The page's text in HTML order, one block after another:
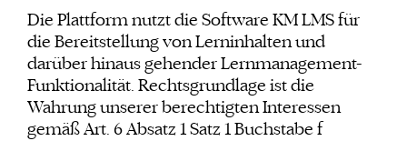
Die Plattform nutzt die Software KM LMS für
die Bereitstellung von Lerninhalten und
darüber hinaus gehender Lernmanagement-
Funktionalität. Rechtsgrundlage ist die
Wahrung unserer berechtigten Interessen
gemäß Art. 6 Absatz 1 Satz 1 Buchstabe f